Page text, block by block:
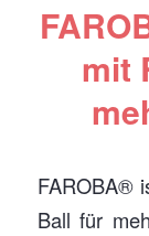
mit
FAROBA®
Ball für